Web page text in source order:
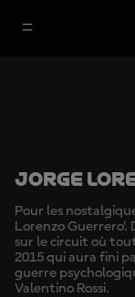
Jorge
Pour les
Lorenzo
sur le circuit où
2015 qui aura fini
guerre
Valentino Rossi.